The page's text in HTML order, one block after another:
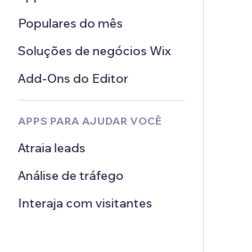
Compartilhamento de arquivos
Notícias
Botões e menus
Banners e selos
Calculadoras
Busca
Previsão do tempo
Tabelas e gráficos
Comentários
Telefone
Comunidade
Avaliações e depoimentos
CRM
Populares do mês
Soluções de negócios Wix
Add-Ons do Editor
APPS PARA AJUDAR VOCÊ
Atraia leads
Análise de tráfego
Interaja com visitantes